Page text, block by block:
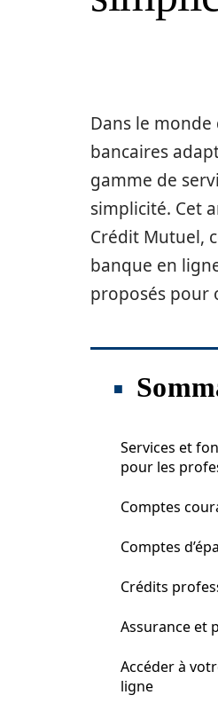
Dans le monde
bancaires
gamme de
simplicité. Cet
Crédit Mutuel,
banque en
proposés pour
Services et
pour les
Comptes
Comptes
Crédits
Assurance et
Accéder à
ligne